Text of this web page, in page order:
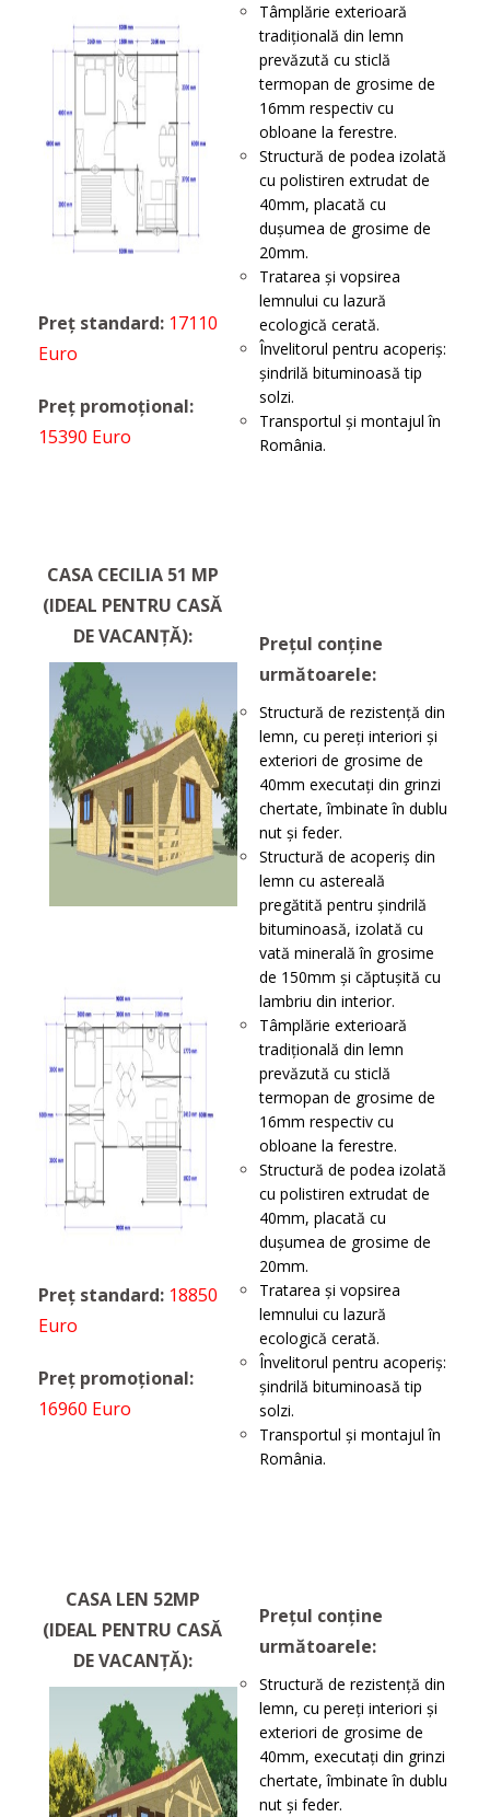
Preț standard: 17110
Euro
Preț promoțional:
15390 Euro
Tâmplărie exterioară
tradițională din lemn
prevăzută cu sticlă
termopan de grosime de
16mm respectiv cu
obloane la ferestre.
Structură de podea izolată
cu polistiren extrudat de
40mm, placată cu
dușumea de grosime de
20mm.
Tratarea și vopsirea
lemnului cu lazură
ecologică cerată.
Învelitorul pentru acoperiș:
șindrilă bituminoasă tip
solzi.
Transportul şi montajul în
România.
CASA CECILIA 51 MP
(IDEAL PENTRU CASĂ
DE VACANȚĂ):
Preț standard: 18850
Euro
Preț promoțional:
16960 Euro
Prețul conține
următoarele:
Structură de rezistenţă din
lemn, cu pereţi interiori și
exteriori de grosime de
40mm executați din grinzi
chertate, îmbinate în dublu
nut și feder.
Structură de acoperiş din
lemn cu astereală
pregătită pentru șindrilă
bituminoasă, izolată cu
vată minerală în grosime
de 150mm și căptușită cu
lambriu din interior.
Tâmplărie exterioară
tradițională din lemn
prevăzută cu sticlă
termopan de grosime de
16mm respectiv cu
obloane la ferestre.
Structură de podea izolată
cu polistiren extrudat de
40mm, placată cu
dușumea de grosime de
20mm.
Tratarea și vopsirea
lemnului cu lazură
ecologică cerată.
Învelitorul pentru acoperiș:
șindrilă bituminoasă tip
solzi.
Transportul şi montajul în
România.
CASA LEN 52MP
(IDEAL PENTRU CASĂ
DE VACANȚĂ):
Prețul conține
următoarele:
Structură de rezistenţă din
lemn, cu pereţi interiori și
exteriori de grosime de
40mm, executați din grinzi
chertate, îmbinate în dublu
nut și feder.